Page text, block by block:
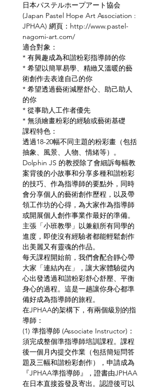
日本パステルホープアート協会
(Japan Pastel Hope Art Association :
JPHAA) 網頁：http://www.pastel-
nagomi-art.com/
適合對象：
* 有興趣成為和諧粉彩指導師的你
* 希望以簡單易學、精緻又溫暖的藝
術創作去表達自己的你
* 希望透過藝術減壓舒心、助己助人
的你
* 從事助人工作者優先
* 無須繪畫粉彩的經驗或藝術基礎
課程特色：
透過18-20幅不同主題的粉彩畫（包括
抽象、風景、人物、情緒等）。
Dolphin JS 的教授除了會細訴每幅教
案背後的小故事和分享多種和諧粉彩
的技巧、作為指導師的要點外，同時
會分享個人的藝術創作歷程，以及帶
領工作坊的心得，為大家作為指導師
或開展個人創作事業作最好的準備。
主張「小班教學」以兼顧所有同學的
進度，即使沒有經驗者都能輕鬆創作
出美麗又有靈魂的作品。
每天課程開始前，我們會配合靜心帶
大家「連結內在」，讓大家體驗從內
心出發透過和諧粉彩舒心舒壓、平衡
身心的過程。這是一趟讓你身心都準
備好成為指導師的旅程。
在JPHAA的架構下，有兩個級別的指
導師：
(1) 準指導師 (Associate Instructor)：
須完成整個準指導師培訓課程。課程
後一個月內提交作業（包括簡短問答
題及三幅和諧粉彩創作），申請成為
『JPHAA準指導師』，證書由JPHAA
在日本直接簽發及寄出。認證後可以